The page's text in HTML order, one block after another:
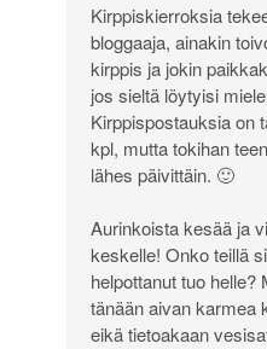
Kirppiskierroksia
bloggaaja, ainakin
kirppis ja jokin
jos sieltä löytyisi
Kirppispostauksia on
kpl, mutta tokihan
lähes päivittäin. 🙂
Aurinkoista kesää ja
keskelle! Onko teillä
helpottanut tuo helle?
tänään aivan karmea
eikä tietoakaan